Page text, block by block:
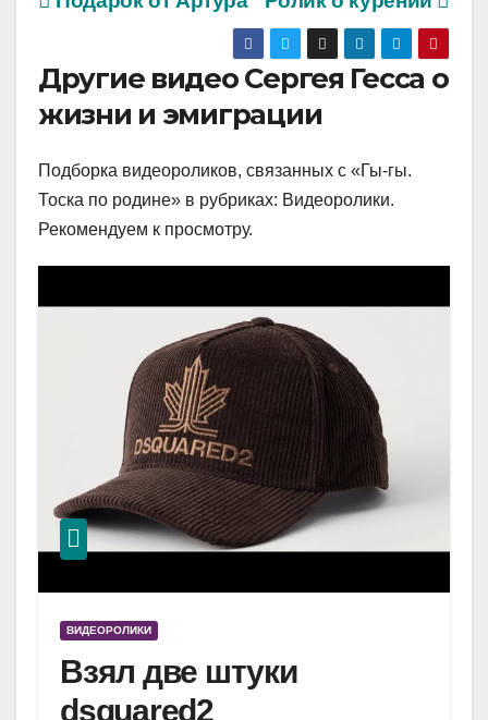
Другие видео Сергея Гесса о
жизни и эмиграции
Подборка видеороликов, связанных с «Гы-гы.
Тоска по родине» в рубриках: Видеоролики.
Рекомендуем к просмотру.
ВИДЕОРОЛИКИ
Взял две штуки
dsquared2